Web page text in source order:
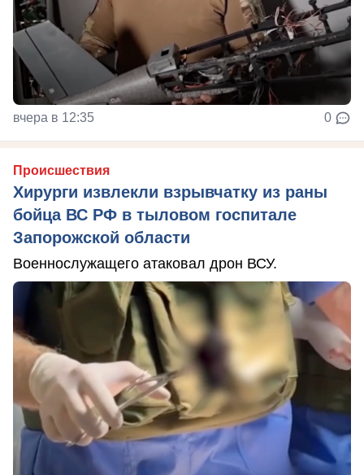
вчера в 12:35 0
Происшествия
Хирурги извлекли взрывчатку из раны
бойца ВС РФ в тыловом госпитале
Запорожской области
Военнослужащего атаковал дрон ВСУ.